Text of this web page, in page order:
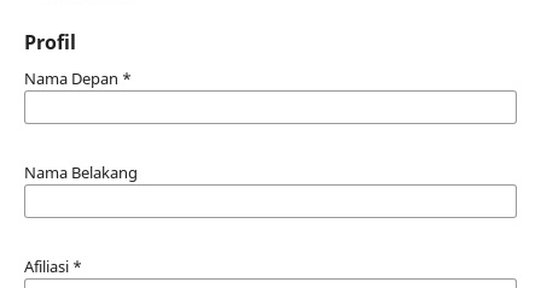
Profil
Nama Depan *
Nama Belakang
Afiliasi *